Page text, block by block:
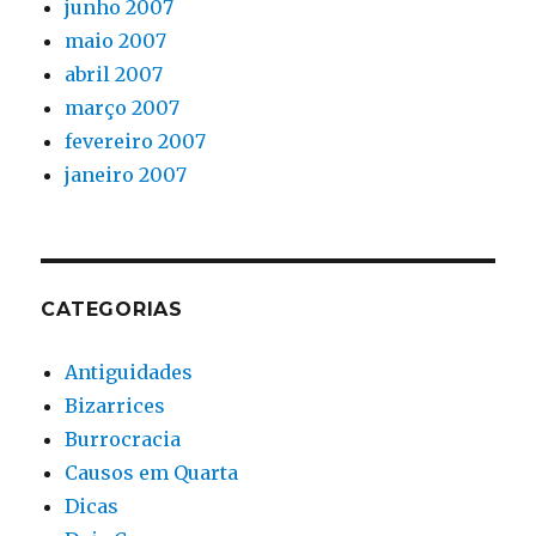
junho 2007
maio 2007
abril 2007
março 2007
fevereiro 2007
janeiro 2007
CATEGORIAS
Antiguidades
Bizarrices
Burrocracia
Causos em Quarta
Dicas